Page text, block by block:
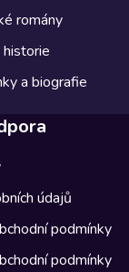
romány
a biografie
údajů
podmínky
podmínky